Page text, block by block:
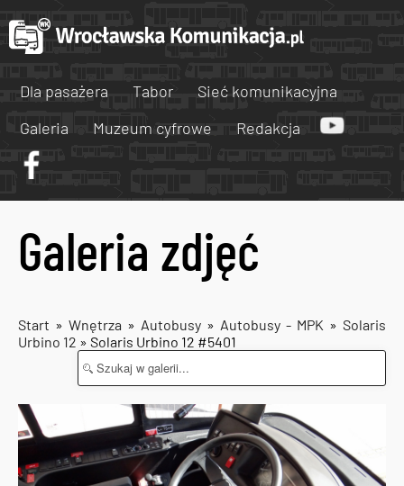
Dla pasażera Tabor
Sieć komunikacyjna
Galeria
Muzeum cyfrowe Redakcja
Galeria zdjęć
Start » Wnętrza » Autobusy » Autobusy - MPK » Solaris
Urbino 12 » Solaris Urbino 12 #5401